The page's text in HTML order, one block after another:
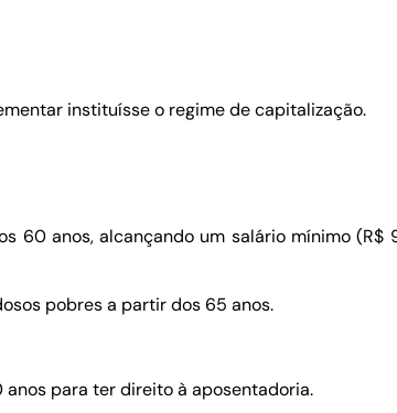
instituísse o regime de capitalização.
60 anos, alcançando um salário mínimo (R$
pobres a partir dos 65 anos.
para ter direito à aposentadoria.